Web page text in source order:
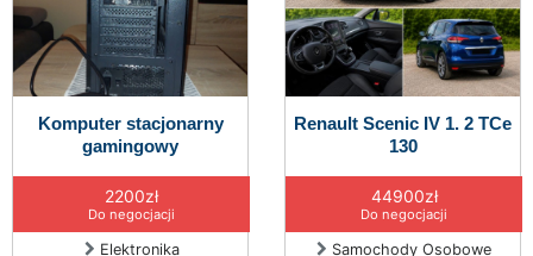
Komputer stacjonarny
gamingowy
2200zł
Do negocjacji
Elektronika
Renault Scenic IV 1. 2 TCe
130
44900zł
Do negocjacji
Samochody Osobowe